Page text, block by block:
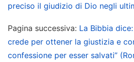
maggior parte degli uomini
durante il giorno per
questo modo, anche se il
è eternamente efficace per
preciso il giudizio di Dio negli
Pagina successiva: La Bibbia
crede per ottener la giustizia e
confessione per esser salvati”